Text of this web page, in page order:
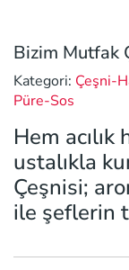
Bizim Mutfak
Kategori: Çeşni-
Püre-Sos
Hem
ustalıkla
Çeşnisi;
ile şeflerin